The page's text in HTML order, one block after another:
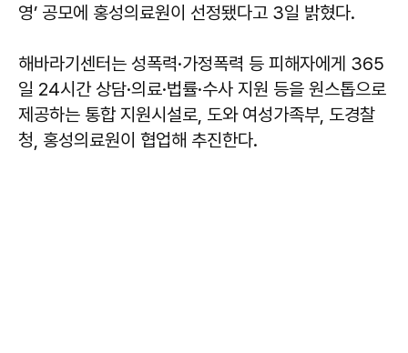
영’ 공모에 홍성의료원이 선정됐다고 3일 밝혔다.
해바라기센터는 성폭력·가정폭력 등 피해자에게 365
일 24시간 상담·의료·법률·수사 지원 등을 원스톱으로
제공하는 통합 지원시설로, 도와 여성가족부, 도경찰
청, 홍성의료원이 협업해 추진한다.